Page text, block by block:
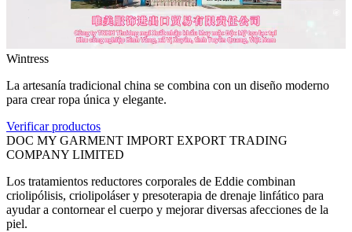
Wintress
La artesanía tradicional china se combina con un diseño moderno
para crear ropa única y elegante.
Verificar productos
DOC MY GARMENT IMPORT EXPORT TRADING
COMPANY LIMITED
Los tratamientos reductores corporales de Eddie combinan
criolipólisis, criolipoláser y presoterapia de drenaje linfático para
ayudar a contornear el cuerpo y mejorar diversas afecciones de la
piel.